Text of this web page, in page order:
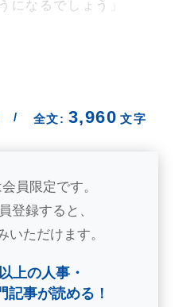
になるでしょう」
/ 全文: 3,960 文字
員限定です。
登録すると、
いただけます。
上の人事・
記事が読める！